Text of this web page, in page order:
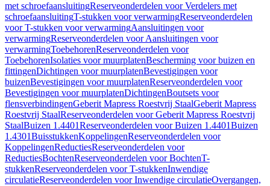
met schroefaansluitingReserveonderdelen voor Verdelers met
schroefaansluitingT-stukken voor verwarmingReserveonderdelen
voor T-stukken voor verwarmingAansluitingen voor
verwarmingReserveonderdelen voor Aansluitingen voor
verwarmingToebehorenReserveonderdelen voor
ToebehorenIsolaties voor muurplatenBescherming voor buizen en
fittingenDichtingen voor muurplatenBevestigingen voor
buizenBevestigingen voor muurplatenReserveonderdelen voor
Bevestigingen voor muurplatenDichtingenBoutsets voor
flensverbindingenGeberit Mapress Roestvrij StaalGeberit Mapress
Roestvrij StaalReserveonderdelen voor Geberit Mapress Roestvrij
StaalBuizen 1.4401Reserveonderdelen voor Buizen 1.4401Buizen
1.4301BuisstukkenKoppelingenReserveonderdelen voor
KoppelingenReductiesReserveonderdelen voor
ReductiesBochtenReserveonderdelen voor BochtenT-
stukkenReserveonderdelen voor T-stukkenInwendige
circulatieReserveonderdelen voor Inwendige circulatieOvergangen,